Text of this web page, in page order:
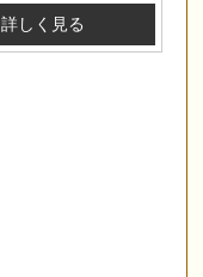
詳しく見る